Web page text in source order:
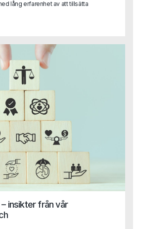
lång erfarenhet av att tillsätta
en viktig del i vår satsning på att
områden som HR, Legal och
en helhetslösning till Life
funktion eller behov.
insikter från vår